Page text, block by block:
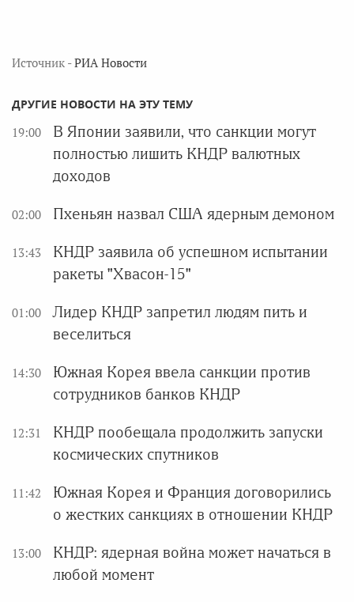
Источник -РИА Новости
ДРУГИЕ НОВОСТИ НА ЭТУ ТЕМУ
19:00
В Японии заявили, что санкции могут
полностью лишить КНДР валютных
доходов
02:00 Пхеньян назвал США ядерным демоном
13:43
КНДР заявила об успешном испытании
ракеты "Хвасон-15"
01:00
Лидер КНДР запретил людям пить и
веселиться
14:30
Южная Корея ввела санкции против
сотрудников банков КНДР
12:31
КНДР пообещала продолжить запуски
космических спутников
11:42
Южная Корея и Франция договорились
о жестких санкциях в отношении КНДР
13:00
КНДР: ядерная война может начаться в
любой момент